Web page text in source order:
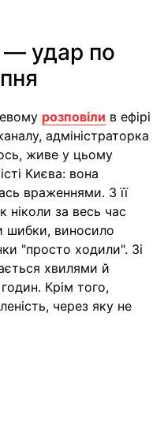
— удар по
розповіли в ефірі
адміністраторка
живе у цьому
Києва: вона
враженнями. З її
ніколи за весь час
шибки, виносило
"просто ходили". Зі
хвилями й
Крім того,
через яку не